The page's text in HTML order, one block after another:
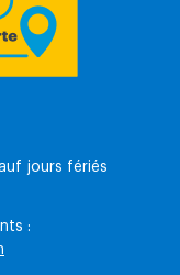
jours fériés
: